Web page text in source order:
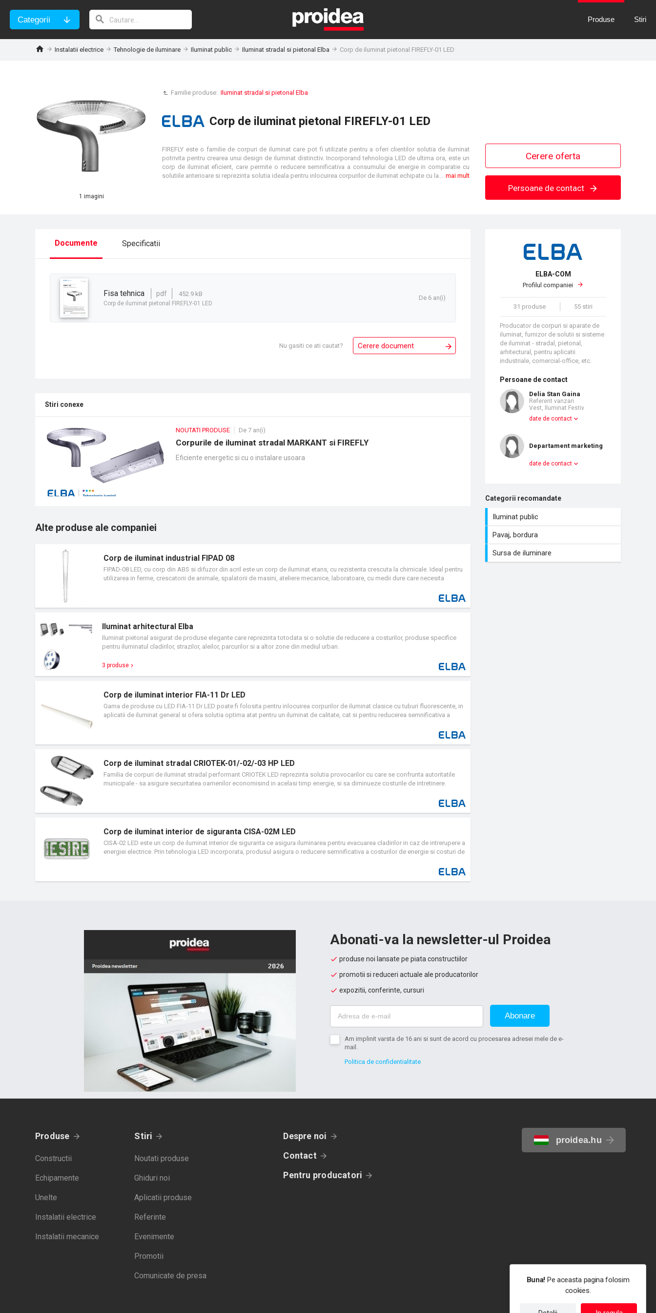
Categorii Produse Stiri
Instalatii electrice Tehnologie de iluminare Iluminat public Iluminat stradal si pietonal Elba Corp de iluminat pietonal FIREFLY-01 LED
Familie produse: Iluminat stradal si pietonal Elba
Corp de iluminat pietonal FIREFLY-01 LED
1 imagini
FIREFLY este o familie de corpuri de iluminat care pot fi utilizate pentru a oferi clientilor solutia de iluminat
potrivita pentru crearea unui design de iluminat distinctiv. Incorporand tehnologia LED de ultima ora, este un
corp de iluminat eficient, care permite o reducere semnificativa a consumului de energie in comparatie cu
mai mult
Cerere oferta
Persoane de contact
ELBA-COM
Profilul companiei
31 produse 55 stiri
Producator de corpuri si aparate de
iluminat, furnizor de solutii si sisteme
de iluminat - stradal, pietonal,
arhitectural, pentru aplicatii
industriale, comercial-office, etc.
Persoane de contact
Delia Stan Gaina
Referent vanzari
Vest, Iluminat Festiv
date de contact
Departament marketing
date de contact
Categorii recomandate
Iluminat public
Pavaj, bordura
Sursa de iluminare
Documente Specificatii
fisa tehnica pdf 452.9 kB
Corp de iluminat pietonal FIREFLY-01 LED
De 6 an(i)
Nu gasiti ce ati cautat? Cerere document
Stiri conexe
NOUTATI PRODUSE De 7 an(i)
Corpurile de iluminat stradal MARKANT si FIREFLY
Eficiente energetic si cu o instalare usoara
Alte produse ale companiei
Corp de iluminat industrial FIPAD 08
FIPAD-08 LED, cu corp din ABS si difuzor din acril este un corp de iluminat etans, cu rezistenta crescuta la chimicale. Ideal pentru
utilizarea in ferme, crescatorii de animale, spalatorii de masini, ateliere mecanice, laboratoare, cu medii dure care necesita
Iluminat arhitectural Elba
Iluminat pietonal asigurat de produse elegante care reprezinta totodata si o solutie de reducere a costurilor, produse specifice
pentru iluminatul cladirilor, strazilor, aleilor, parcurilor si a altor zone din mediul urban.
3 produse
Corp de iluminat interior FIA-11 Dr LED
Gama de produse cu LED FIA-11 Dr LED poate fi folosita pentru inlocuirea corpurilor de iluminat clasice cu tuburi fluorescente, in
aplicatii de iluminat general si ofera solutia optima atat pentru un iluminat de calitate, cat si pentru reducerea semnificativa a
dispersor opal, special conceput si dezvoltat pentru echiparea produsului cu LED-uri, in vederea asigurarii unui mediu de lucru
coridoare, scari.
Corp de iluminat stradal CRIOTEK-01/-02/-03 HP LED
Familia de corpuri de iluminat stradal performant CRIOTEK LED reprezinta solutia provocarilor cu care se confrunta autoritatile
municipale - sa asigure securitatea oamenilor economisind in acelasi timp energie, si sa diminueze costurile de intretinere.
se perfect in arhitectura urbana. Este o familie de corpuri de iluminat moderne pentru iluminatul stradal, cu surse de lumina de
Corp de iluminat interior de siguranta CISA-02M LED
CISA-02 LED este un corp de iluminat interior de siguranta ce asigura iluminarea pentru evacuarea cladirilor in caz de intrerupere a
energiei electrice. Prin tehnologia LED incorporata, produsul asigura o reducere semnificativa a costurilor de energie si costuri de
Abonati-va la newsletter-ul Proidea
produse noi lansate pe piata constructiilor
promotii si reduceri actuale ale producatorilor
expozitii, conferinte, cursuri
Abonare
Am implinit varsta de 16 ani si sunt de acord cu procesarea adresei mele de e-
mail.
Politica de confidentialitate
Produse
Constructii
Echipamente
Unelte
Instalatii electrice
Instalatii mecanice
Stiri
Noutati produse
Ghiduri noi
Aplicatii produse
Referinte
Evenimente
Promotii
Comunicate de presa
Despre noi
Contact
Pentru producatori
proidea.hu
Buna! Pe aceasta pagina folosim
cookies.